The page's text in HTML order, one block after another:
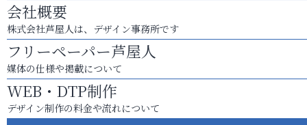
会社概要
株式会社芦屋人は、デザイン事務所です
フリーペーパー芦屋人
媒体の仕様や掲載について
WEB・DTP制作
デザイン制作の料金や流れについて